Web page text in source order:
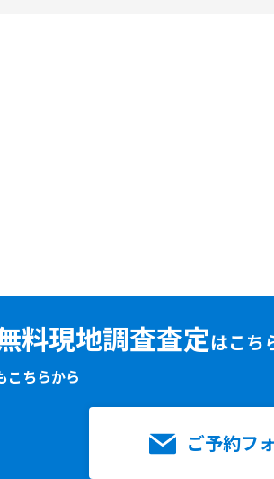
料現地調査査定はこち
こちらから
ご予約フ